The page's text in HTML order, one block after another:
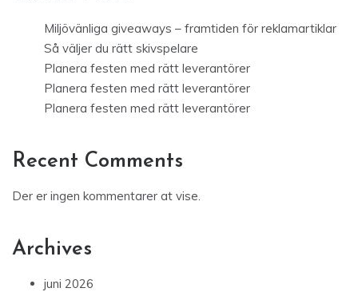
Miljövänliga giveaways – framtiden för reklamartiklar
Så väljer du rätt skivspelare
Planera festen med rätt leverantörer
Planera festen med rätt leverantörer
Planera festen med rätt leverantörer
Recent Comments
Der er ingen kommentarer at vise.
Archives
juni 2026